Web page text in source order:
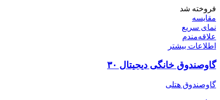
فروخته شد
مقایسه
نمای سریع
علاقه‌مندم
اطلاعات بیشتر
گاوصندوق خانگی دیجیتال ۳۰
گاوصندوق هتلی